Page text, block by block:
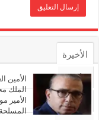
الأخيرة
الأشهر
تعليقات
الأمين
الملك